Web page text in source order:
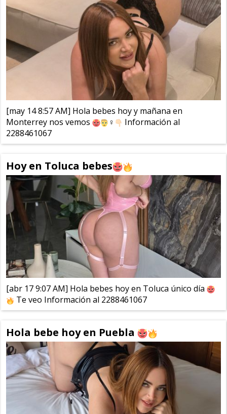
[may 14 8:57 AM] Hola bebes hoy y mañana en
Monterrey nos vemos
‍♀️
Información al
2288461067
Hoy en Toluca bebes
[abr 17 9:07 AM] Hola bebes hoy en Toluca único día
Te veo Información al 2288461067
Hola bebe hoy en Puebla